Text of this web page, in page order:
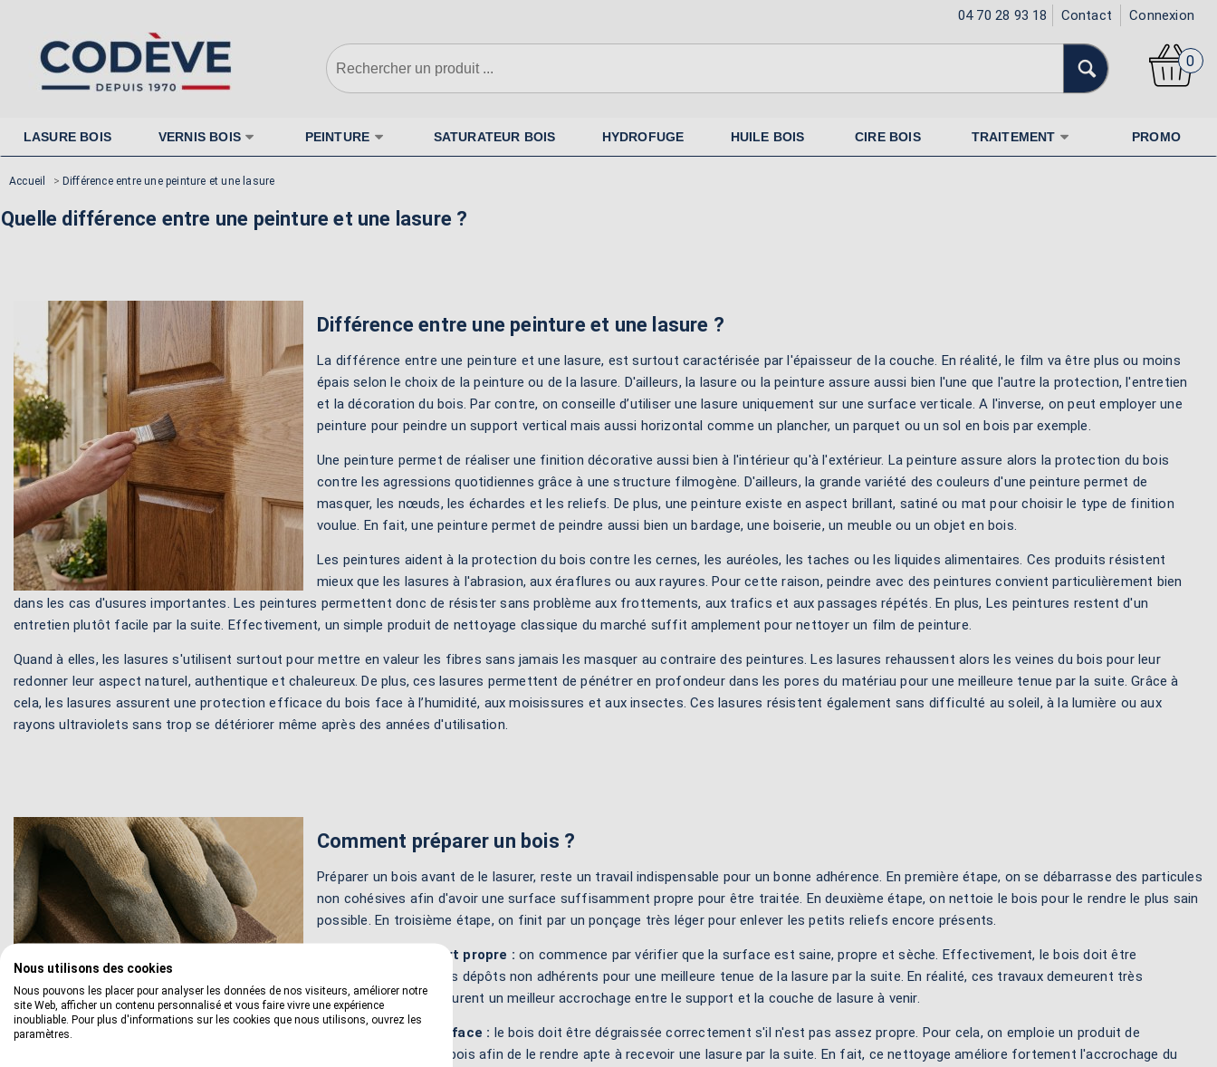
04 70 28 93 18 Contact Connexion
0
LASURE BOIS VERNIS BOIS PEINTURE SATURATEUR BOIS HYDROFUGE HUILE BOIS CIRE BOIS TRAITEMENT PROMO
Accueil > Différence entre une peinture et une lasure
Quelle différence entre une peinture et une lasure ?
Différence entre une peinture et une lasure ?
La différence entre une peinture et une lasure, est surtout caractérisée par l'épaisseur de la couche. En réalité, le film va être plus ou moins
épais selon le choix de la peinture ou de la lasure. D'ailleurs, la lasure ou la peinture assure aussi bien l'une que l'autre la protection, l'entretien
et la décoration du bois. Par contre, on conseille d’utiliser une lasure uniquement sur une surface verticale. A l'inverse, on peut employer une
peinture pour peindre un support vertical mais aussi horizontal comme un plancher, un parquet ou un sol en bois par exemple.
Une peinture permet de réaliser une finition décorative aussi bien à l'intérieur qu'à l'extérieur. La peinture assure alors la protection du bois
contre les agressions quotidiennes grâce à une structure filmogène. D'ailleurs, la grande variété des couleurs d'une peinture permet de
masquer, les nœuds, les échardes et les reliefs. De plus, une peinture existe en aspect brillant, satiné ou mat pour choisir le type de finition
voulue. En fait, une peinture permet de peindre aussi bien un bardage, une boiserie, un meuble ou un objet en bois.
Les peintures aident à la protection du bois contre les cernes, les auréoles, les taches ou les liquides alimentaires. Ces produits résistent
mieux que les lasures à l'abrasion, aux éraflures ou aux rayures. Pour cette raison, peindre avec des peintures convient particulièrement bien
dans les cas d'usures importantes. Les peintures permettent donc de résister sans problème aux frottements, aux trafics et aux passages répétés. En plus, Les peintures restent d'un
entretien plutôt facile par la suite. Effectivement, un simple produit de nettoyage classique du marché suffit amplement pour nettoyer un film de peinture.
Quand à elles, les lasures s'utilisent surtout pour mettre en valeur les fibres sans jamais les masquer au contraire des peintures. Les lasures rehaussent alors les veines du bois pour leur
redonner leur aspect naturel, authentique et chaleureux. De plus, ces lasures permettent de pénétrer en profondeur dans les pores du matériau pour une meilleure tenue par la suite. Grâce à
cela, les lasures assurent une protection efficace du bois face à l’humidité, aux moisissures et aux insectes. Ces lasures résistent également sans difficulté au soleil, à la lumière ou aux
rayons ultraviolets sans trop se détériorer même après des années d'utilisation.
Comment préparer un bois ?
Préparer un bois avant de le lasurer, reste un travail indispensable pour un bonne adhérence. En première étape, on se débarrasse des particules
non cohésives afin d'avoir une surface suffisamment propre pour être traitée. En deuxième étape, on nettoie le bois pour le rendre le plus sain
possible. En troisième étape, on finit par un ponçage très léger pour enlever les petits reliefs encore présents.
1 - Rendre le support propre : on commence par vérifier que la surface est saine, propre et sèche. Effectivement, le bois doit être
débarrassé de tous les dépôts non adhérents pour une meilleure tenue de la lasure par la suite. En réalité, ces travaux demeurent très
importants car ils assurent un meilleur accrochage entre le support et la couche de lasure à venir.
2 - Dégraisser la surface : le bois doit être dégraissée correctement s'il n'est pas assez propre. Pour cela, on emploie un produit de
nettoyage adapté au bois afin de le rendre apte à recevoir une lasure par la suite. En fait, ce nettoyage améliore fortement l'accrochage du
Nous utilisons des cookies
Nous pouvons les placer pour analyser les données de nos visiteurs, améliorer notre
site Web, afficher un contenu personnalisé et vous faire vivre une expérience
inoubliable. Pour plus d'informations sur les cookies que nous utilisons, ouvrez les
paramètres.